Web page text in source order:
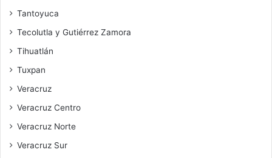
Tantoyuca
Tecolutla y Gutiérrez Zamora
Tihuatlán
Tuxpan
Veracruz
Veracruz Centro
Veracruz Norte
Veracruz Sur